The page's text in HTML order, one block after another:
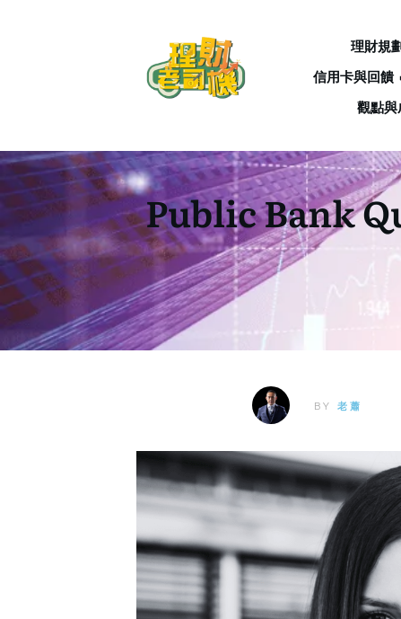
理財規
信用卡與回饋
觀點與
Public Bank
BY老蕭